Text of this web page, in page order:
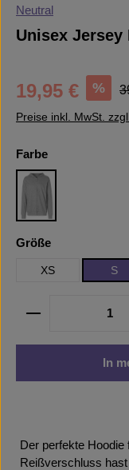
Neutral
Unisex
Verkaufspreis:
19,95 € %
Preise inkl. MwSt.
Farbeauswählen
Größeauswählen
XS S
Produkt Anzahl:
In
Der perfekte Hoodie
Reißverschluss